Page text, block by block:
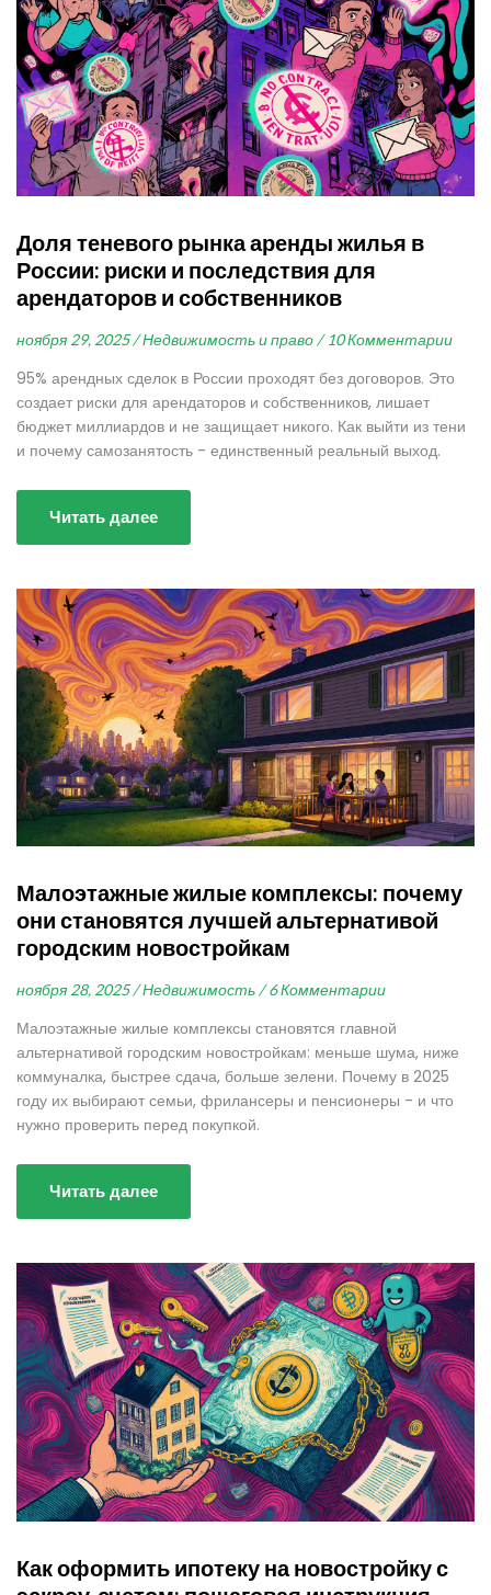
Доля теневого рынка аренды жилья в
России: риски и последствия для
арендаторов и собственников
ноября 29, 2025 / Недвижимость и право / 10 Комментарии
95% арендных сделок в России проходят без договоров. Это
создает риски для арендаторов и собственников, лишает
бюджет миллиардов и не защищает никого. Как выйти из тени
и почему самозанятость - единственный реальный выход.
Читать далее
Малоэтажные жилые комплексы: почему
они становятся лучшей альтернативой
городским новостройкам
ноября 28, 2025 / Недвижимость / 6 Комментарии
Малоэтажные жилые комплексы становятся главной
альтернативой городским новостройкам: меньше шума, ниже
коммуналка, быстрее сдача, больше зелени. Почему в 2025
году их выбирают семьи, фрилансеры и пенсионеры - и что
нужно проверить перед покупкой.
Читать далее
Как оформить ипотеку на новостройку с